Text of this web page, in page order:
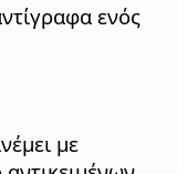
ενός
με